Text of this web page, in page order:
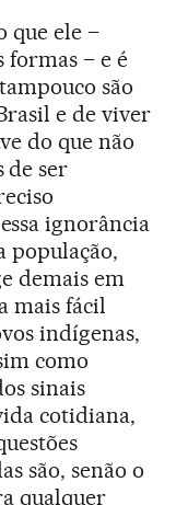
que ele –
formas – e é
são
e de viver
do que não
de ser
ignorância
população,
demais em
mais fácil
indígenas,
como
sinais
cotidiana,
são, senão o
qualquer